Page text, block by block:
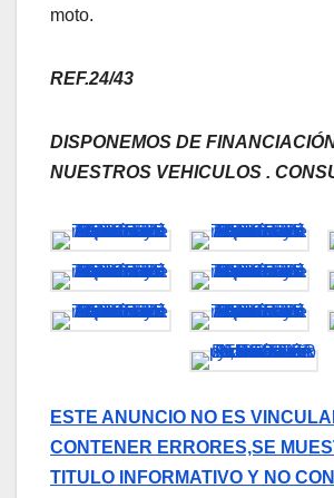
moto.
REF.24/43
DISPONEMOS DE
NUESTROS VEHICULOS .
ESTE ANUNCIO NO ES
CONTENER ERRORES,SE
TITULO INFORMATIVO Y NO